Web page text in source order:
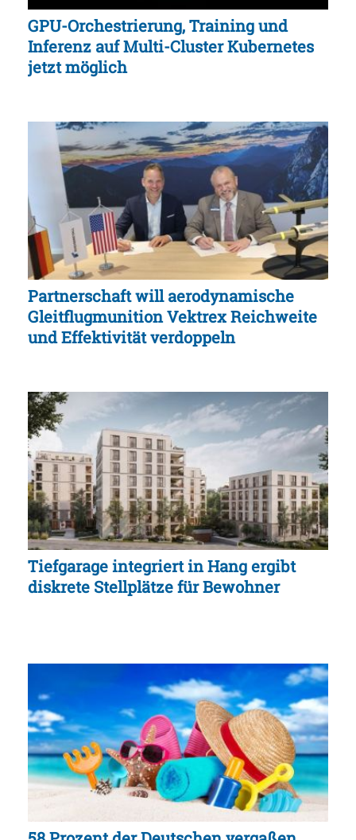
GPU-Orchestrierung, Training und
Inferenz auf Multi-Cluster Kubernetes
jetzt möglich
Partnerschaft will aerodynamische
Gleitflugmunition Vektrex Reichweite
und Effektivität verdoppeln
Tiefgarage integriert in Hang ergibt
diskrete Stellplätze für Bewohner